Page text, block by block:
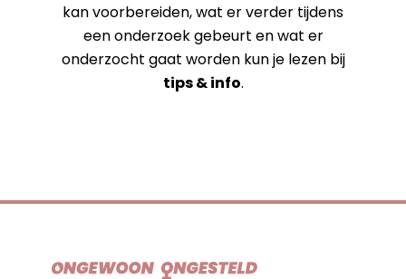
kan voorbereiden, wat er verder tijdens
een onderzoek gebeurt en wat er
onderzocht gaat worden kun je lezen bij
tips & info.